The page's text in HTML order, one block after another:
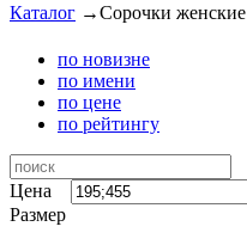
Каталог →Сорочки женские
по новизне
по имени
по цене
по рейтингу
Цена
Размер